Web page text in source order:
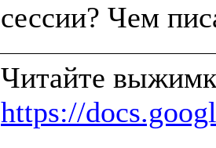
https://